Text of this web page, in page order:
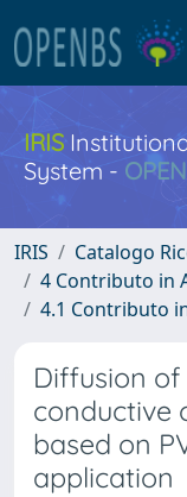
IRIS
System -
IRIS
Catalogo
4 Contributo in
4.1 Contributo
Diffusion
conductive
based on
application